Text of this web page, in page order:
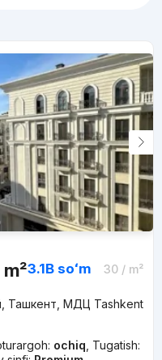
3.1B soʻm 30/ m²
Ташкент, МДЦ Tashkent
ochiq Tugatish: